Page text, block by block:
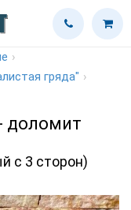
›
гряда" ›
доломит
с 3 сторон)